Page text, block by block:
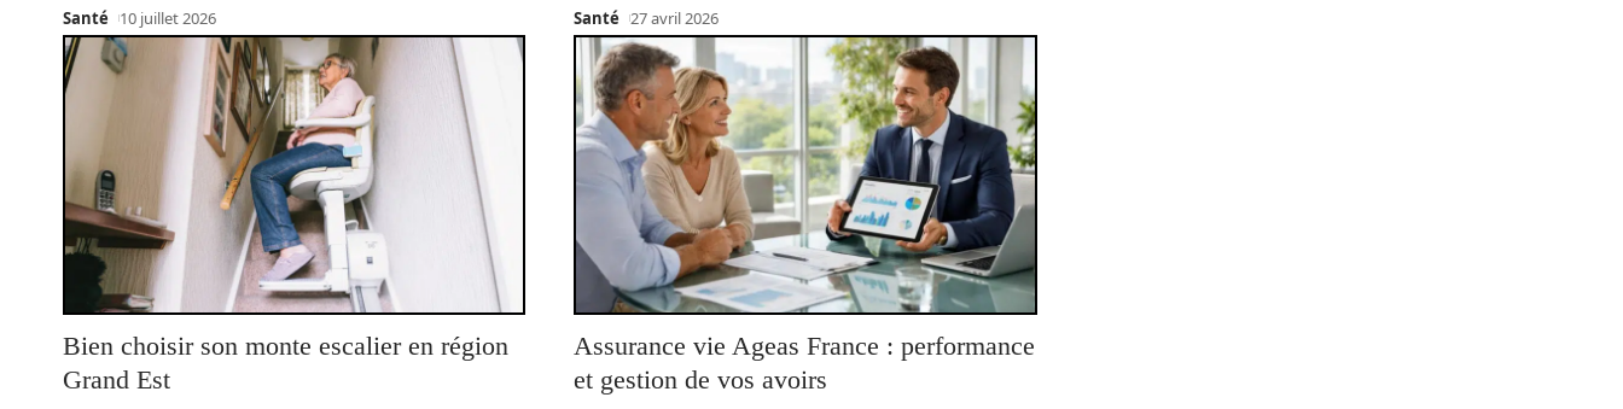
Santé 10 juillet 2026 Santé 27 avril 2026
Bien choisir son monte escalier en région
Grand Est
Assurance vie Ageas France : performance
et gestion de vos avoirs